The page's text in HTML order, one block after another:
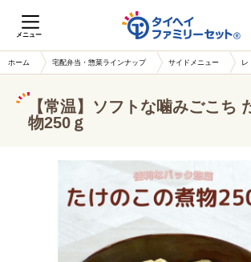
メニュー
ホーム 宅配弁当・惣菜ラインナップ サイドメニュー レ
【常温】ソフトな噛みごこち
物250ｇ